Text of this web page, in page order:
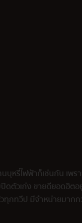
บุหรี่ไฟฟ้าก็เช่นกัน เพร
ดตัวเก่ง ขายดียอดฮิต
ทุกทวีป มีจำหน่ายมากก